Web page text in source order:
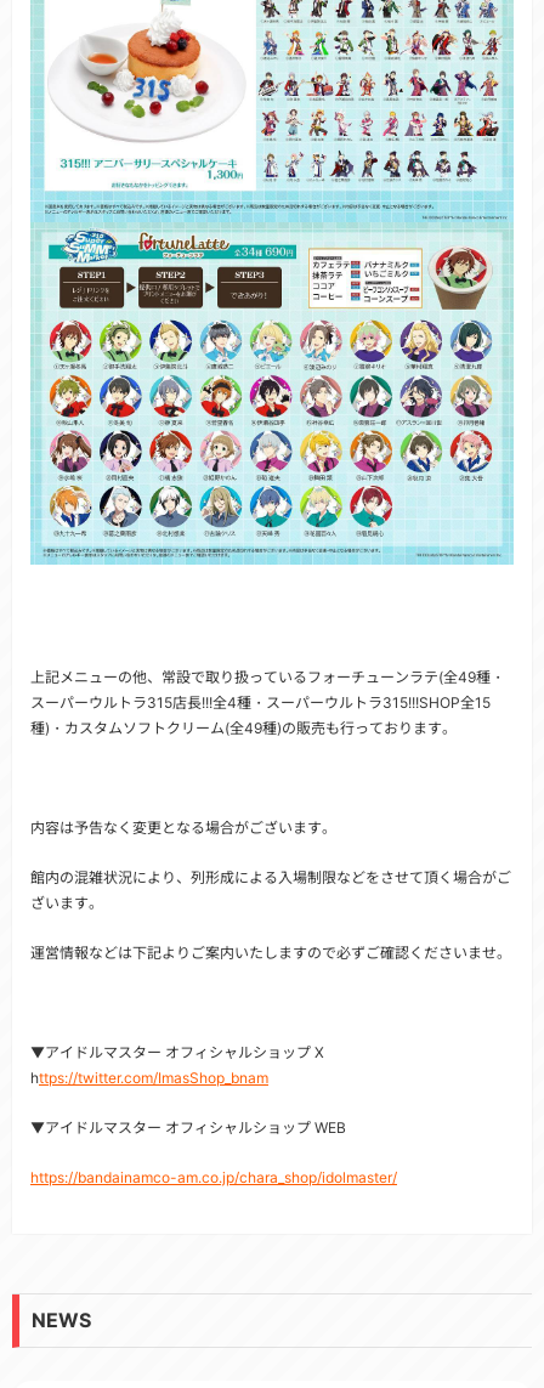
上記メニューの他、常設で取り扱っているフォーチューンラテ(全49種・
スーパーウルトラ315店長!!!全4種・スーパーウルトラ315!!!SHOP全15
種)・カスタムソフトクリーム(全49種)の販売も行っております。
内容は予告なく変更となる場合がございます。
館内の混雑状況により、列形成による入場制限などをさせて頂く場合がご
ざいます。
運営情報などは下記よりご案内いたしますので必ずご確認くださいませ。
▼アイドルマスター オフィシャルショップ X
https://twitter.com/ImasShop_bnam
▼アイドルマスター オフィシャルショップ WEB
https://bandainamco-am.co.jp/chara_shop/idolmaster/
NEWS